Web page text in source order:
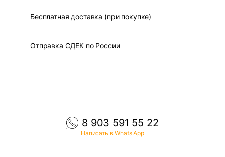
Бесплатная доставка (при покупке)
Отправка СДЕК по России
8 903 591 55 22
Написать в Whats App